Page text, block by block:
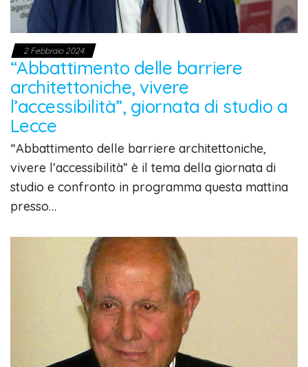
2 Febbraio 2024
“Abbattimento delle barriere
architettoniche, vivere
l’accessibilità”, giornata di studio a
Lecce
“Abbattimento delle barriere architettoniche,
vivere l’accessibilità” è il tema della giornata di
studio e confronto in programma questa mattina
presso…